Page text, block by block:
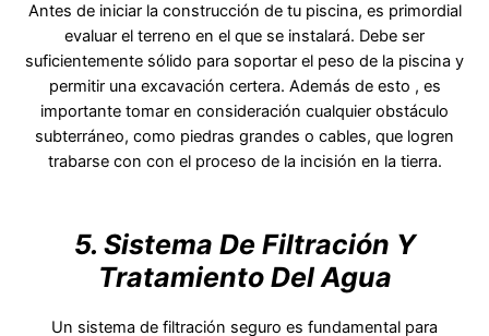
Antes de iniciar la construcción de tu piscina, es primordial
evaluar el terreno en el que se instalará. Debe ser
suficientemente sólido para soportar el peso de la piscina y
permitir una excavación certera. Además de esto , es
importante tomar en consideración cualquier obstáculo
subterráneo, como piedras grandes o cables, que logren
trabarse con con el proceso de la incisión en la tierra.
5. Sistema De Filtración Y
Tratamiento Del Agua
Un sistema de filtración seguro es fundamental para